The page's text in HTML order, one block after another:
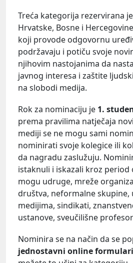
Treća kategorija rezervirana
Hrvatske, Bosne i
koji provode odgovornu
podržavaju i potiču svoje
njihovim nastojanima da
javnog interesa i zaštite
na slobodi medija.
Rok za nominaciju je 1.
prema pravilima natječaja
mediji se ne mogu sami
nominirati svoje kolegice ili
da nagradu zaslužuju.
istaknuli i iskazali kroz period
mogu udruge, mreže
društva, neformalne skupine,
medijima, sindikati,
ustanove, sveučilišne
Nominira se na način da se
jednostavni online formulari